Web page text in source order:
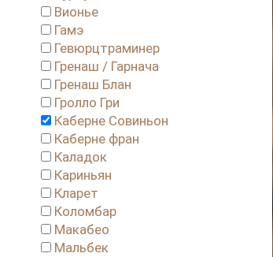
Вионье
Гамэ
Гевюрцтраминер
Гренаш / Гарнача
Гренаш Блан
Гролло Гри
Каберне Совиньон
Каберне фран
Каладок
Кариньян
Кларет
Коломбар
Макабео
Мальбек